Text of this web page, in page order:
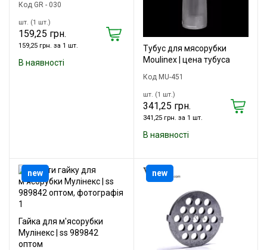
Код GR - 030
шт. (1 шт.)
159,25 грн.
159,25 грн. за 1 шт.
В наявності
Тубус для мясорубки
Moulinex | цена тубуса
Код MU-451
шт. (1 шт.)
341,25 грн.
341,25 грн. за 1 шт.
В наявності
Гайка для м'ясорубки
Мулінекс | ss 989842
оптом
new new